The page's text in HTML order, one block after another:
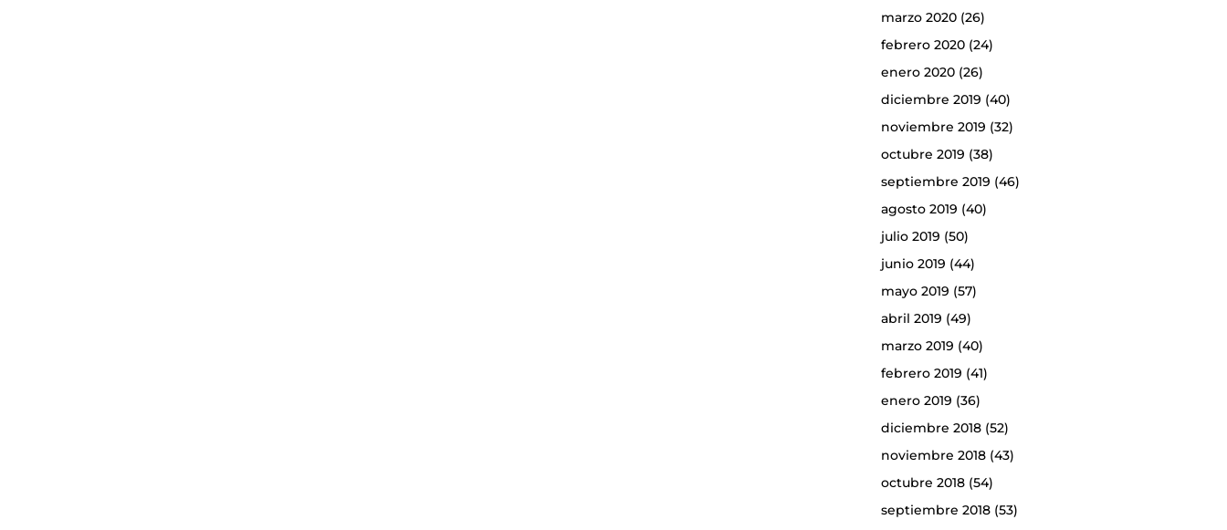
marzo 2020(26)
febrero 2020(24)
enero 2020(26)
diciembre 2019 (40)
noviembre 2019 (32)
octubre 2019 (38)
septiembre 2019 (46)
agosto 2019 (40)
julio 2019 (50)
junio 2019 (44)
mayo 2019 (57)
abril 2019 (49)
marzo 2019 (40)
febrero 2019 (41)
enero 2019 (36)
diciembre 2018(52)
noviembre 2018(43)
octubre 2018(54)
septiembre 2018(53)